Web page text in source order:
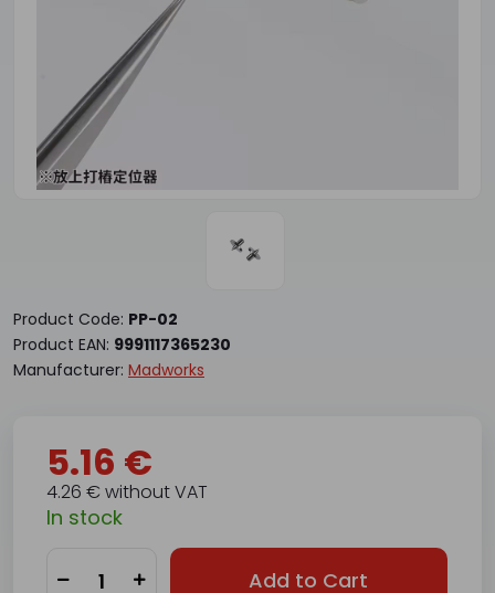
Product Code: PP-02
Product EAN: 9991117365230
Manufacturer: Madworks
5.16 €
4.26 € without VAT
In stock
Add to Cart